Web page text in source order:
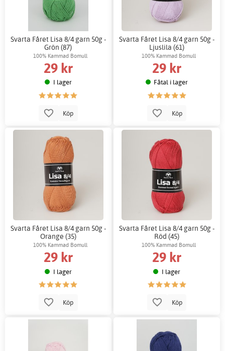
Svarta Fåret Lisa 8/4 garn 50g -
Grön (87)
100% Kammad Bomull
29 kr
I lager
Köp
Svarta Fåret Lisa 8/4 garn 50g -
Ljuslila (61)
100% Kammad Bomull
29 kr
Fåtal i lager
Köp
Svarta Fåret Lisa 8/4 garn 50g -
Orange (35)
100% Kammad Bomull
29 kr
I lager
Köp
Svarta Fåret Lisa 8/4 garn 50g -
Röd (45)
100% Kammad Bomull
29 kr
I lager
Köp